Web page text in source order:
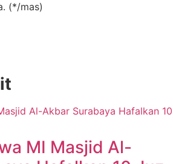
(*/mas)
MI Masjid Al-